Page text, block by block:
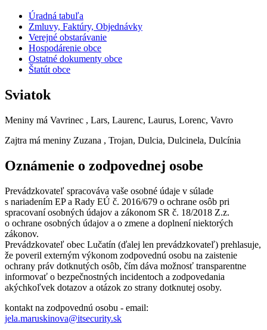
Úradná tabuľa
Zmluvy, Faktúry, Objednávky
Verejné obstarávanie
Hospodárenie obce
Ostatné dokumenty obce
Štatút obce
Sviatok
Meniny má Vavrinec , Lars, Laurenc, Laurus, Lorenc, Vavro
Zajtra má meniny Zuzana , Trojan, Dulcia, Dulcinela, Dulcínia
Oznámenie o zodpovednej osobe
Prevádzkovateľ spracováva vaše osobné údaje v súlade
s nariadením EP a Rady EÚ č. 2016/679 o ochrane osôb pri
spracovaní osobných údajov a zákonom SR č. 18/2018 Z.z.
o ochrane osobných údajov a o zmene a doplnení niektorých
zákonov.
Prevádzkovateľ obec Lučatín (ďalej len prevádzkovateľ) prehlasuje,
že poveril externým výkonom zodpovednú osobu na zaistenie
ochrany práv dotknutých osôb, čím dáva možnosť transparentne
informovať o bezpečnostných incidentoch a zodpovedania
akýchkoľvek dotazov a otázok zo strany dotknutej osoby.
kontakt na zodpovednú osobu - email:
jela.maruskinova@itsecurity.sk